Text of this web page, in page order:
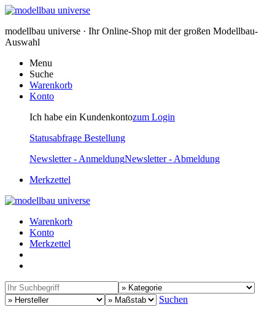
modellbau universe · Ihr Online-Shop mit der großen Modellbau-
Auswahl
Menu
Suche
Warenkorb
Konto
Ich habe ein Kundenkontozum Login
Statusabfrage Bestellung
Newsletter - AnmeldungNewsletter - Abmeldung
Merkzettel
Warenkorb
Konto
Merkzettel
Suchen